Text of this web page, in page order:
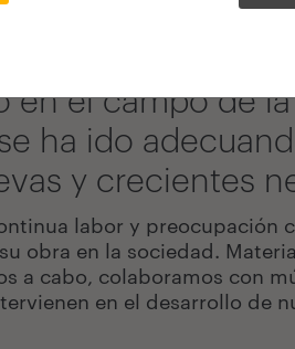
hoy Arquia
y difundir
en el campo de
ha ido
y crecientes
labor y
obra en la sociedad.
a cabo, colaboramos con
en el desarrollo de